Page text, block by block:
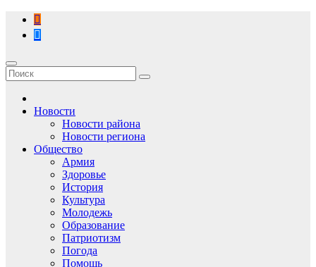
Перейти
содержимому
Новости
Новости района
Новости региона
Общество
Армия
Здоровье
История
Культура
Молодежь
Образование
Патриотизм
Погода
Помощь